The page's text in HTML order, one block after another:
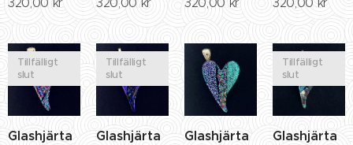
Glashjärta
Tillfälligt
slut
Glashjärta
Tillfälligt
slut
Glashjärta Glashjärta
Tillfälligt
slut